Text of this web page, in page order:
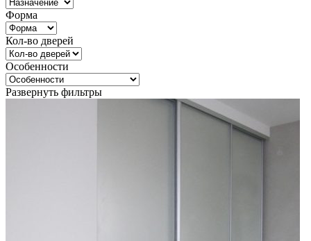
Форма
Кол-во дверей
Особенности
Развернуть фильтры